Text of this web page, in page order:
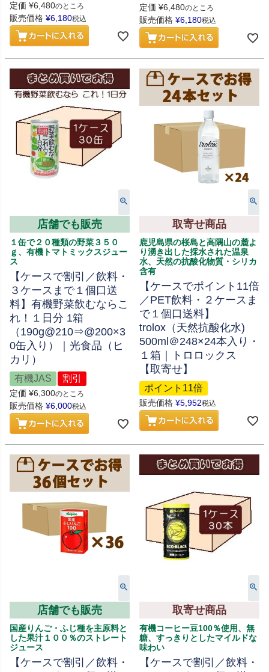
定価 ¥6,480のところ
販売価格 ¥6,180税込
定価 ¥6,480のところ
販売価格 ¥6,180税込
店舗でも販売
１缶で２０種類の野菜３５０
ｇ、有機トマトミックスジュー
ス
【ケースで割引／飲料・
３ケースまで１個口送
料】有機野菜飲むならこ
れ！１日分 1箱
（190g@210⇒@200×3
0缶入り）｜光食品（ヒ
カリ）
有機JAS 割引
定価 ¥6,300のところ
販売価格 ¥6,000税込
取寄せ商品
鹿児島県の桜島と高隅山の麓よ
り湧き出した採水された温泉
水、天然の抗酸化物質・シリカ
含有
【ケースでポイント11倍
／PET飲料・２ケースま
で１個口送料】
trolox（天然抗酸化水)
500ml＠248×24本入り・
１箱｜トロロックス
【取寄せ】
ポイント11倍
販売価格 ¥5,952税込
店舗でも販売
国産りんご・ふじ種を主原料と
した果汁１００％のストレート
ジュース
【ケースで割引／飲料・
取寄せ商品
有機コーヒー豆100％使用、無
糖、すっきりとしたマイルドな
味わい
【ケースで割引／飲料・